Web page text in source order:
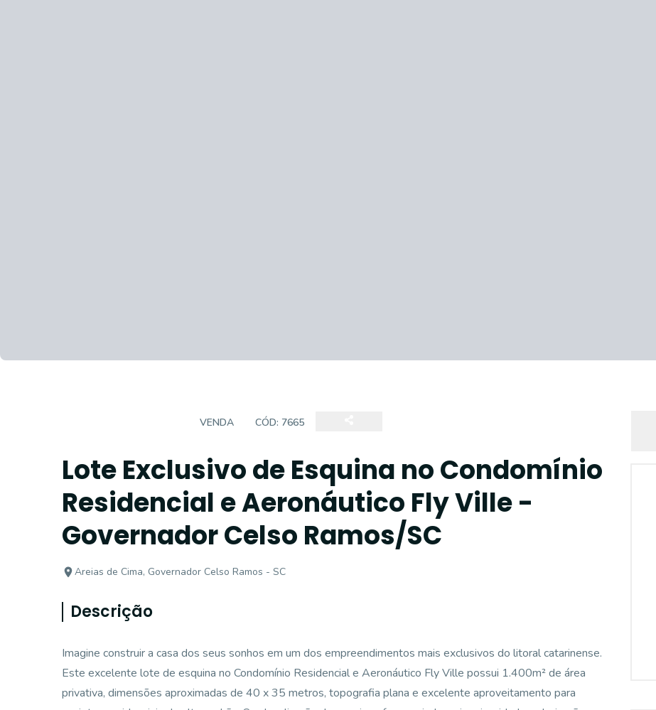
VENDA CÓD: 7665
Lote Exclusivo de Esquina no Condomínio
Residencial e Aeronáutico Fly Ville -
Governador Celso Ramos/SC
Areias de Cima, Governador Celso Ramos - SC
Descrição
Imagine construir a casa dos seus sonhos em um dos empreendimentos mais exclusivos do litoral catarinense.
Este excelente lote de esquina no Condomínio Residencial e Aeronáutico Fly Ville possui 1.400m² de área
privativa, dimensões aproximadas de 40 x 35 metros, topografia plana e excelente aproveitamento para